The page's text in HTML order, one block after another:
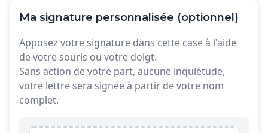
Ma signature personnalisée (optionnel)
Apposez votre signature dans cette case à l'aide
de votre souris ou votre doigt.
Sans action de votre part, aucune inquiétude,
votre lettre sera signée à partir de votre nom
complet.